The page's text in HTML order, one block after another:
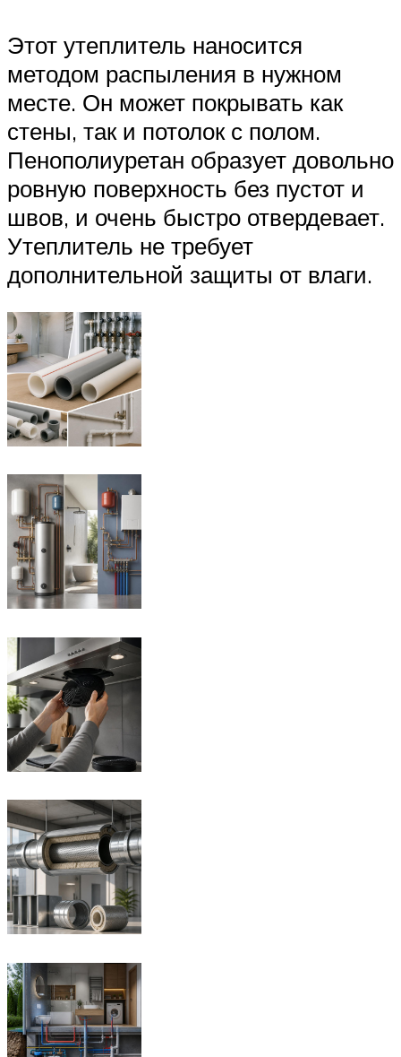
Этот утеплитель наносится
методом распыления в нужном
месте. Он может покрывать как
стены, так и потолок с полом.
Пенополиуретан образует довольно
ровную поверхность без пустот и
швов, и очень быстро отвердевает.
Утеплитель не требует
дополнительной защиты от влаги.